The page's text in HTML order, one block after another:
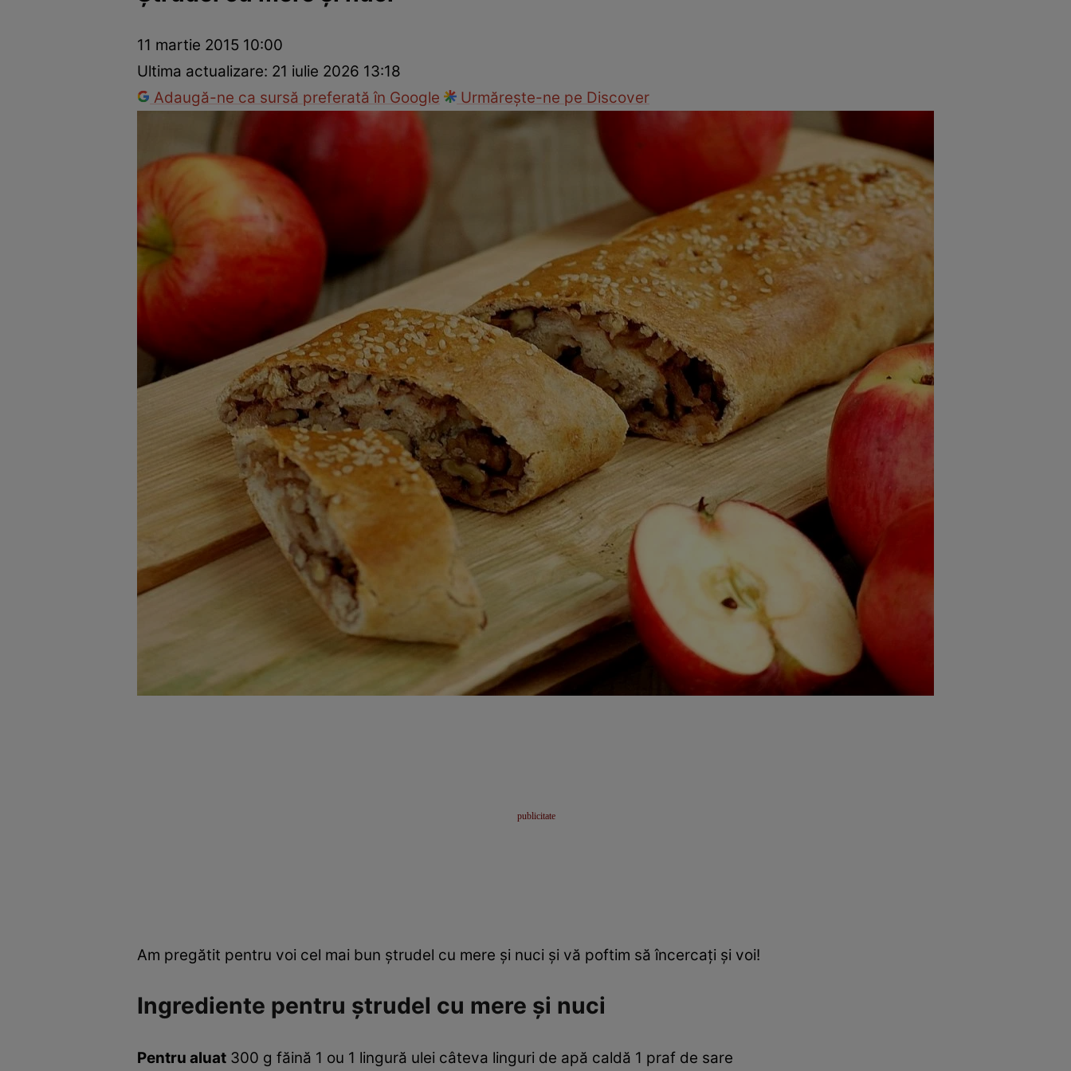
Mâncăruri rapideRețete cu legume
11 martie 2015 10:00
Ultima actualizare: 21 iulie 2026 13:18
Adaugă-ne ca sursă preferată în Google
Urmărește-ne pe Discover
Am pregătit pentru voi cel mai bun ştrudel cu mere şi nuci şi vă poftim să încercaţi şi voi!
Ingrediente pentru ştrudel cu mere şi nuci
Pentru aluat 300 g făină 1 ou 1 lingură ulei câteva linguri de apă caldă 1 praf de sare